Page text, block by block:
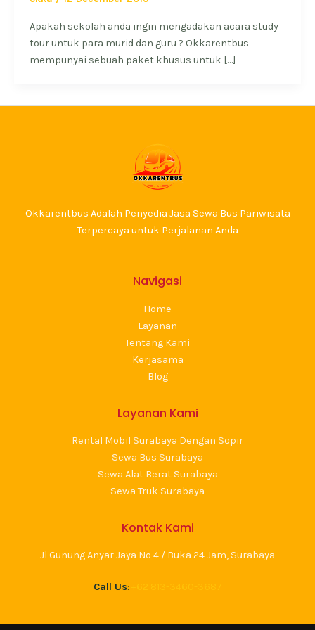
Apakah sekolah anda ingin mengadakan acara study
tour untuk para murid dan guru ? Okkarentbus
mempunyai sebuah paket khusus untuk […]
Okkarentbus Adalah Penyedia Jasa Sewa Bus Pariwisata
Terpercaya untuk Perjalanan Anda
Navigasi
Home
Layanan
Tentang Kami
Kerjasama
Blog
Layanan Kami
Rental Mobil Surabaya Dengan Sopir
Sewa Bus Surabaya
Sewa Alat Berat Surabaya
Sewa Truk Surabaya
Kontak Kami
Jl Gunung Anyar Jaya No 4 / Buka 24 Jam, Surabaya
Call Us: